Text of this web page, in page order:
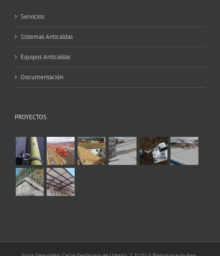
Servicios
Sistemas Anticaídas
Equipos Anticaídas
Documentación
PROYECTOS